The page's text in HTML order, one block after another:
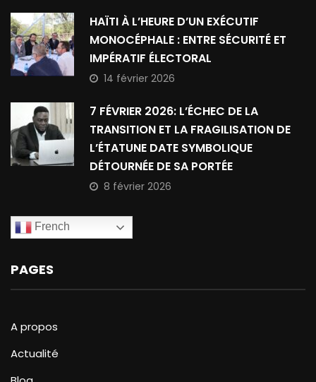
HAÏTI À L’HEURE D’UN EXÉCUTIF
MONOCÉPHALE : ENTRE SÉCURITÉ ET
IMPÉRATIF ÉLECTORAL
14 février 2026
7 FÉVRIER 2026: L’ÉCHEC DE LA
TRANSITION ET LA FRAGILISATION DE
L’ÉTATUNE DATE SYMBOLIQUE
DÉTOURNÉE DE SA PORTÉE
8 février 2026
French
PAGES
A propos
Actualité